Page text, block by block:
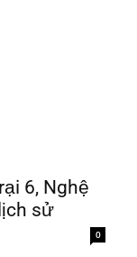
6, Nghệ
sử
0